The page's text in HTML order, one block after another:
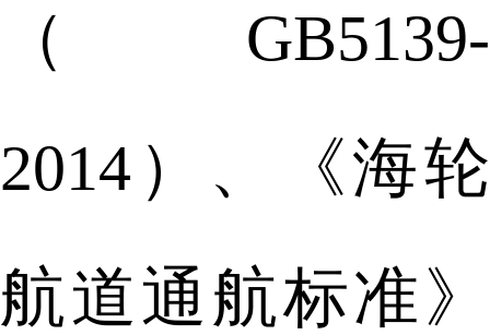
（GB5139-
2014）、《海轮
航道通航标准》